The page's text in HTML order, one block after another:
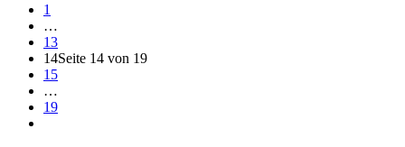
1
…
13
14Seite 14 von 19
15
…
19